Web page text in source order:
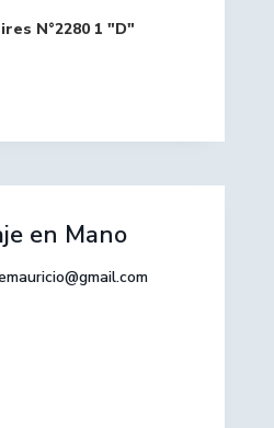
N°2280 1 "D"
en Mano